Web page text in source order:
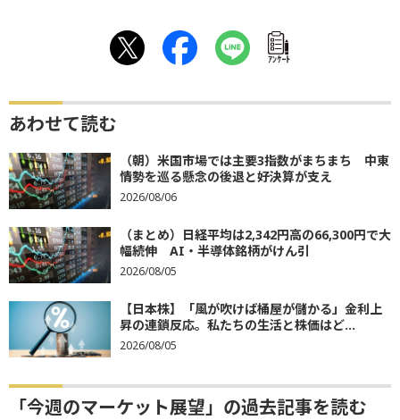
ｱﾝｹｰﾄ
あわせて読む
（朝）米国市場では主要3指数がまちまち 中東
情勢を巡る懸念の後退と好決算が支え
2026/08/06
（まとめ）日経平均は2,342円高の66,300円で大
幅続伸 AI・半導体銘柄がけん引
2026/08/05
【日本株】「風が吹けば桶屋が儲かる」金利上
昇の連鎖反応。私たちの生活と株価はど...
2026/08/05
「今週のマーケット展望」の過去記事を読む